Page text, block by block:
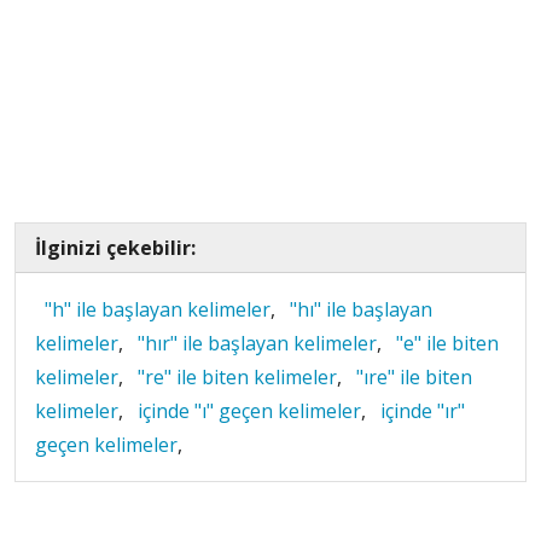
İlginizi çekebilir:
"h" ile başlayan kelimeler, "hı" ile başlayan
kelimeler, "hır" ile başlayan kelimeler, "e" ile biten
kelimeler, "re" ile biten kelimeler, "ıre" ile biten
kelimeler, içinde "ı" geçen kelimeler,
içinde "ır"
geçen kelimeler,